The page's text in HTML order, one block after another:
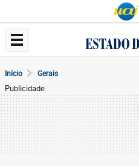
Início Gerais
Publicidade